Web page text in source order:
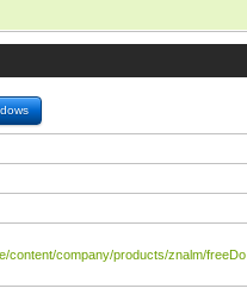
content/company/products/znalm/freeDo